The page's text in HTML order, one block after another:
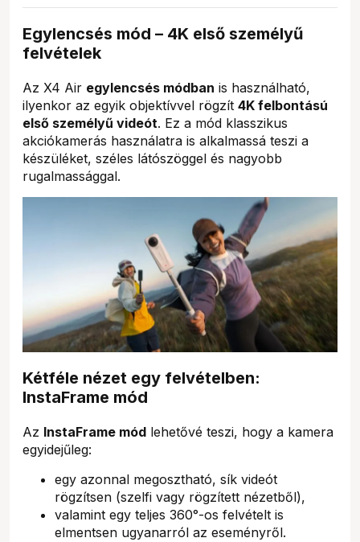
Egylencsés mód – 4K első személyű
felvételek
Az X4 Air egylencsés módban is használható,
ilyenkor az egyik objektívvel rögzít 4K felbontású
első személyű videót. Ez a mód klasszikus
akciókamerás használatra is alkalmassá teszi a
készüléket, széles látószöggel és nagyobb
rugalmassággal.
Kétféle nézet egy felvételben:
InstaFrame mód
Az InstaFrame mód lehetővé teszi, hogy a kamera
egyidejűleg:
egy azonnal megosztható, sík videót
rögzítsen (szelfi vagy rögzített nézetből),
valamint egy teljes 360°-os felvételt is
elmentsen ugyanarról az eseményről.